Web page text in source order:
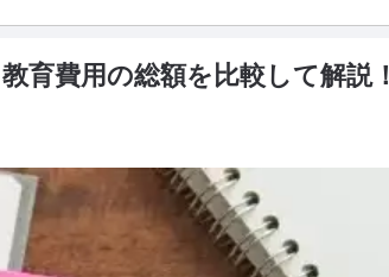
育費用の総額を比較して解説！